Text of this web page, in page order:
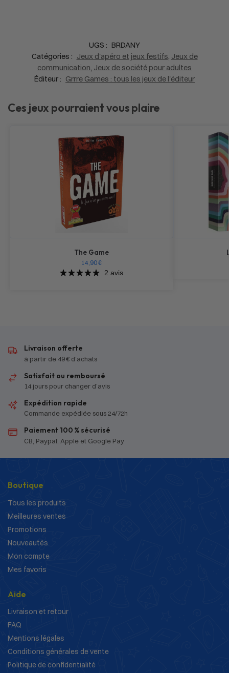
UGS : BRDANY
Catégories : Jeux d'apéro et jeux festifs, Jeux de
communication, Jeux de société pour adultes
Éditeur : Grrre Games : tous les jeux de l'éditeur
Ces jeux pourraient vous plaire
The Game
14,90€
2 avis
Livraison offerte
à partir de 49 € d’achats
Satisfait ou remboursé
14 jours pour changer d’avis
Expédition rapide
Commande expédiée sous 24/72h
Paiement 100 % sécurisé
CB, Paypal, Apple et Google Pay
Boutique
Tous les produits
Meilleures ventes
Promotions
Nouveautés
Mon compte
Mes favoris
Aide
Livraison et retour
FAQ
Mentions légales
Conditions générales de vente
Politique de confidentialité